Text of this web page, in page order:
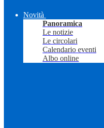
Novità
Panoramica
Le notizie
Le circolari
Calendario eventi
Albo online